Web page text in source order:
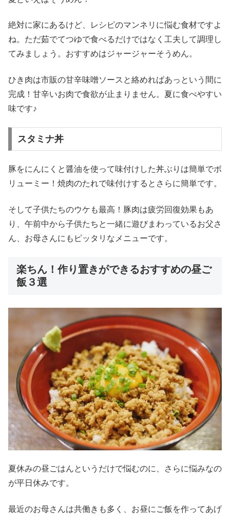
絶対に家にあるけど、レシピのマンネリに悩む食材ですよ
ね。ただ茹でてつゆで食べるだけではなく工夫して調理し
てみましょう。おすすめはジャージャーそうめん。
ひき肉は市販の甘辛味噌ソースと絡めればあっという間に
完成！甘辛いお肉で食欲が止まりません。夏に食べやすい
味です♪
スタミナ丼
豚をにんにくと醤油を使って味付けした丼ぶりは簡単でボ
リューミー！焼肉のたれで味付けするとさらに簡単です。
そして子供たちのウケも最高！豚肉は疲労回復効果もあ
り、午前中から子供たちと一緒に遊びまわっているお父さ
ん、お母さんにもピッタリなメニューです。
楽ちん！作り置きができるおすすめの昼ご
飯３選
夏休みの昼ごはんというだけで悩むのに、さらに悩みなの
が平日休みです。
最近のお母さんは共働きも多く、お昼にご飯を作ってあげ